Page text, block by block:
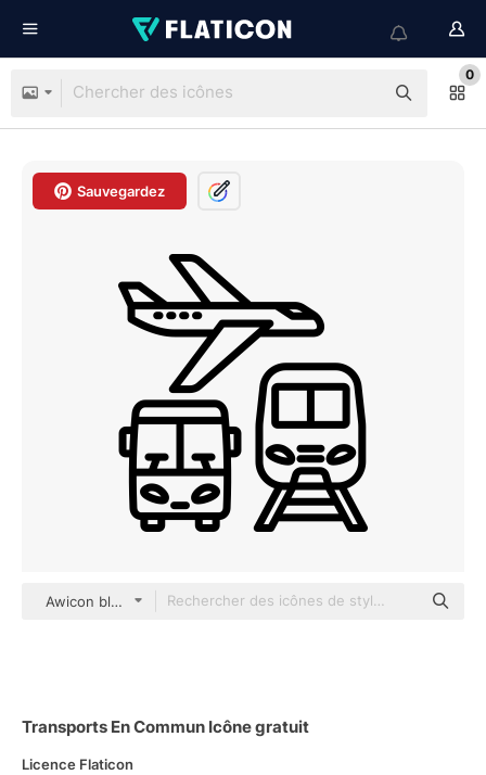
0
Sauvegardez
Awicon black outline
Transports En Commun Icône gratuit
Licence Flaticon